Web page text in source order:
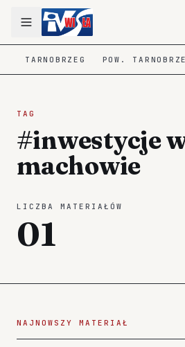
TARNOBRZEG POW.
TAG
#inwestycje
machowie
LICZBA MATERIAŁÓW
01
NAJNOWSZY MATERIAŁ